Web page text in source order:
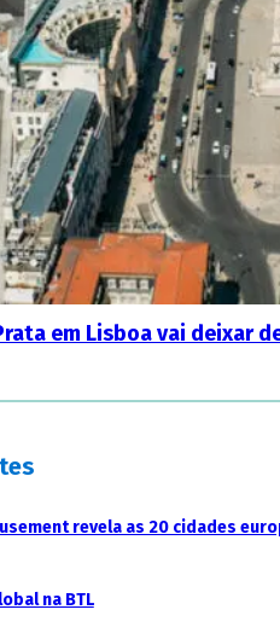
em Lisboa vai deixar
revela as 20 cidades
na BTL